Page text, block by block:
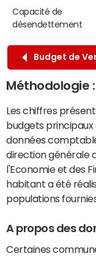
Capacité de
désendettement
Budget de
Méthodologie :
Les chiffres
budgets
données
direction générale
l'Economie et des
habitant a été
populations
A propos des
Certaines